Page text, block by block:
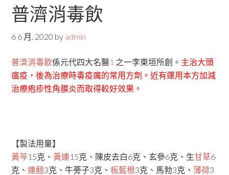
普濟消毒飲
6 6 月, 2020 by admin
普濟消毒飲係元代四大名醫1 之一李東垣所創。 主治大頭
瘟疫，後為治療時毒疫癘的常用方劑。近有運用本方加減
治療疱疹性角膜炎而取得較好效果。
【製法用量】
黃芩15克、 黃連15克、陳皮去白6克、玄參6克、生甘草6
克、連翹3克、牛蒡子3克、板藍根3克、馬勃3克、 薄荷3